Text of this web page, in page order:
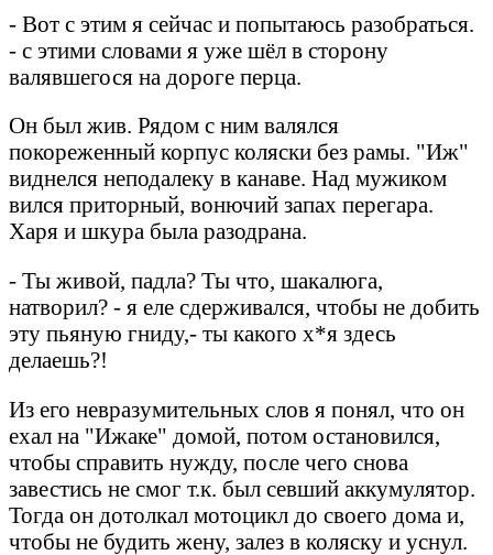
- Вот с этим я сейчас и попытаюсь разобраться.
- с этими словами я уже шёл в сторону
валявшегося на дороге перца.
Он был жив. Рядом с ним валялся
покореженный корпус коляски без рамы. "Иж"
виднелся неподалеку в канаве. Над мужиком
вился приторный, вонючий запах перегара.
Харя и шкура была разодрана.
- Ты живой, падла? Ты что, шакалюга,
натворил? - я еле сдерживался, чтобы не добить
эту пьяную гниду,- ты какого х*я здесь
делаешь?!
Из его невразумительных слов я понял, что он
ехал на "Ижаке" домой, потом остановился,
чтобы справить нужду, после чего снова
завестись не смог т.к. был севший аккумулятор.
Тогда он дотолкал мотоцикл до своего дома и,
чтобы не будить жену, залез в коляску и уснул.